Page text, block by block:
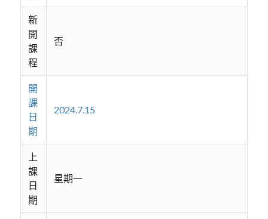
新
開
課
程
否
開
課
日
期
2024.7.15
上
課
日
期
星期一